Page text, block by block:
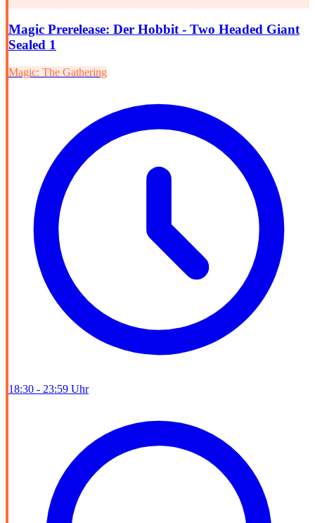
Magic Prerelease: Der Hobbit - Two Headed Giant
Sealed 1
Magic: The Gathering
18:30 - 23:59 Uhr